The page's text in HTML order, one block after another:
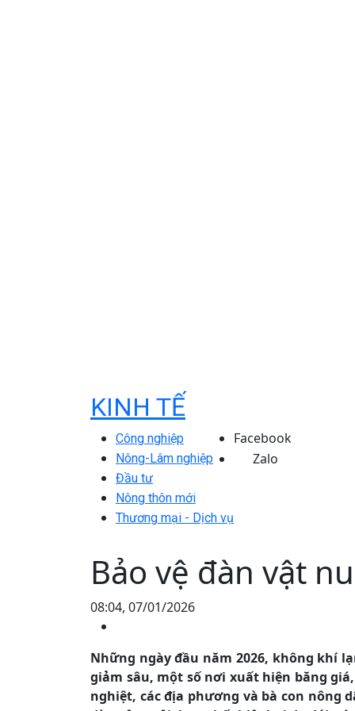
KINH TẾ
Công nghiệp
Nông-Lâm nghiệp
Đầu tư
Nông thôn mới
Thương mại - Dịch vụ
Facebook
Zalo
Bảo vệ đàn vật
08:04, 07/01/2026
Những ngày đầu năm 2026, không khí
giảm sâu, một số nơi xuất hiện băng
nghiệt, các địa phương và bà con nông